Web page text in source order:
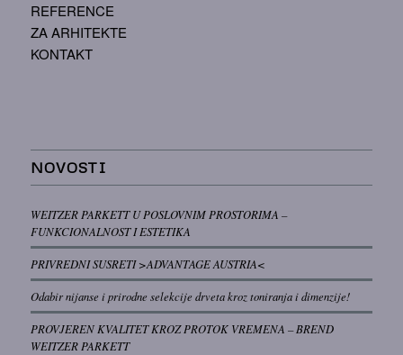
REFERENCE
ZA ARHITEKTE
KONTAKT
NOVOSTI
WEITZER PARKETT U POSLOVNIM PROSTORIMA –
FUNKCIONALNOST I ESTETIKA
PRIVREDNI SUSRETI >ADVANTAGE AUSTRIA<
Odabir nijanse i prirodne selekcije drveta kroz toniranja i dimenzije!
PROVJEREN KVALITET KROZ PROTOK VREMENA – BREND
WEITZER PARKETT